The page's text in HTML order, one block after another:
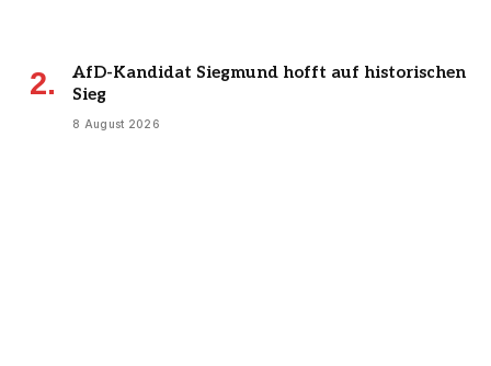
AfD-Kandidat Siegmund hofft auf historischen
Sieg
8 August 2026